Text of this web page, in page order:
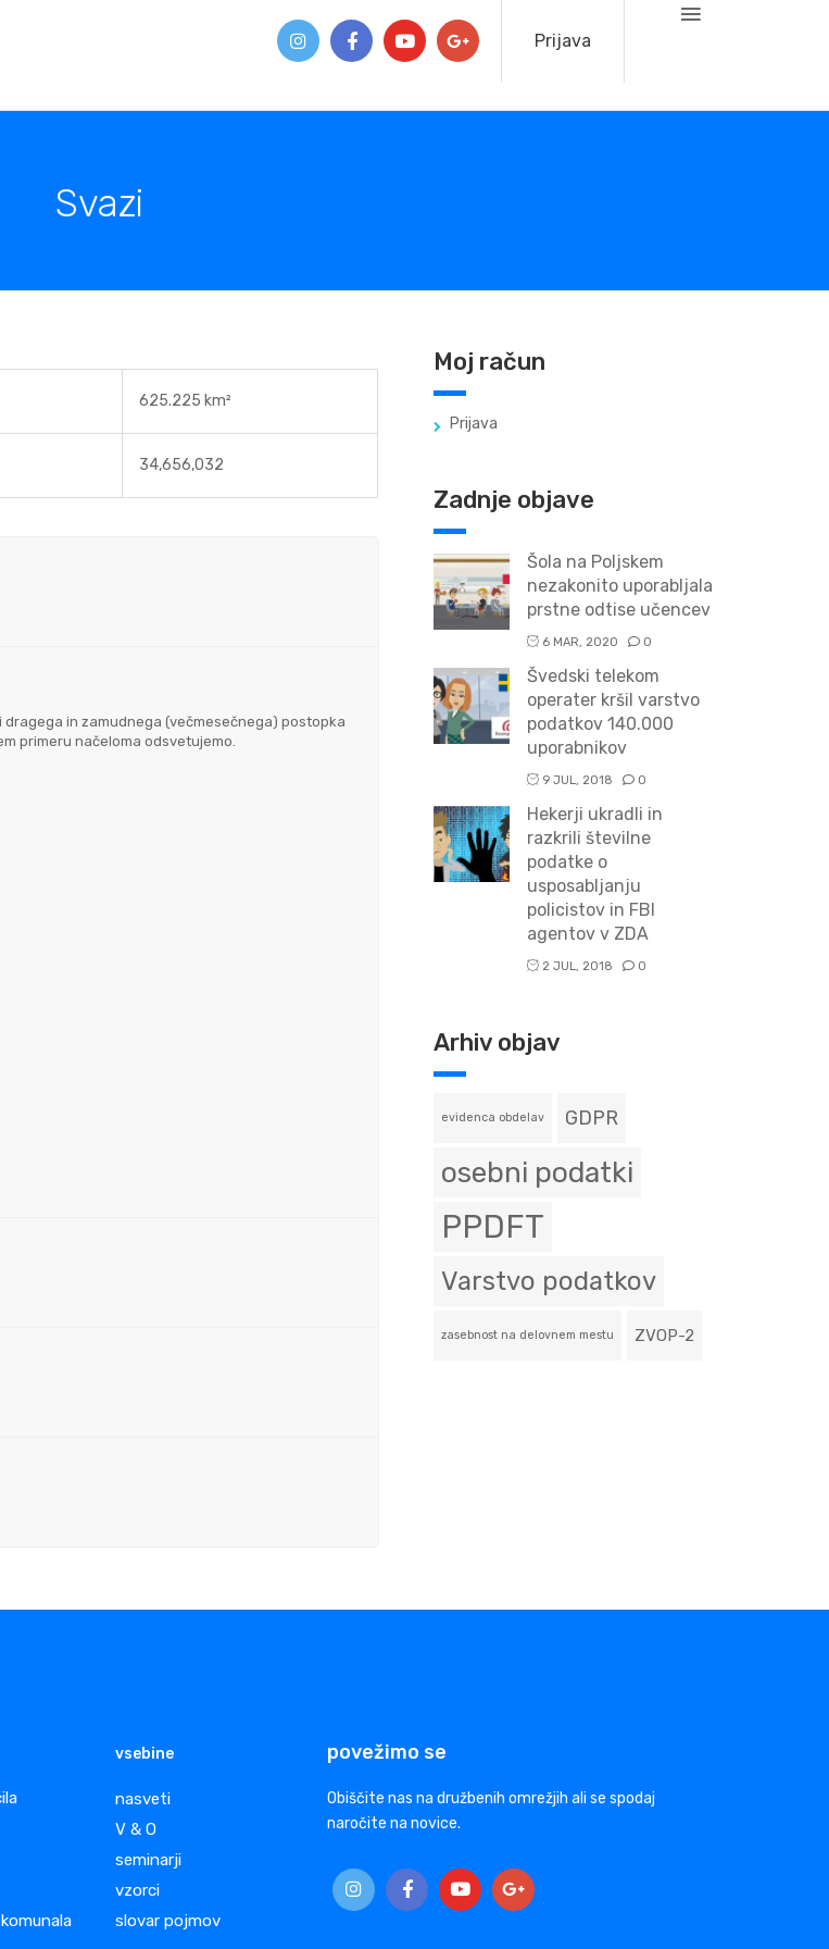
Prijava
Svazi
625.225 km²
34,656,032
in zamudnega (večmesečnega) postopka
primeru načeloma odsvetujemo.
Moj račun
Prijava
Zadnje objave
Šola na Poljskem
nezakonito uporabljala
prstne odtise učencev
6 MAR, 2020 0
Švedski telekom
operater kršil varstvo
podatkov 140.000
uporabnikov
9 JUL, 2018 0
Hekerji ukradli in
razkrili številne
podatke o
usposabljanju
policistov in FBI
agentov v ZDA
2 JUL, 2018 0
Arhiv objav
evidenca obdelav GDPR
osebni podatki
PPDFT
Varstvo podatkov
zasebnost na delovnem mestu ZVOP-2
vsebine
nasveti
V & O
seminarji
vzorci
slovar pojmov
povežimo se
Obiščite nas na družbenih omrežjih ali se spodaj
naročite na novice.